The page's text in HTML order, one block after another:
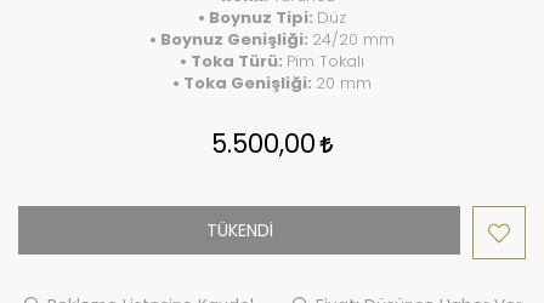
• Boynuz Tipi: Düz
• Boynuz Genişliği: 24/20 mm
• Toka Türü: Pim Tokalı
• Toka Genişliği: 20 mm
5.500,00
TÜKENDİ